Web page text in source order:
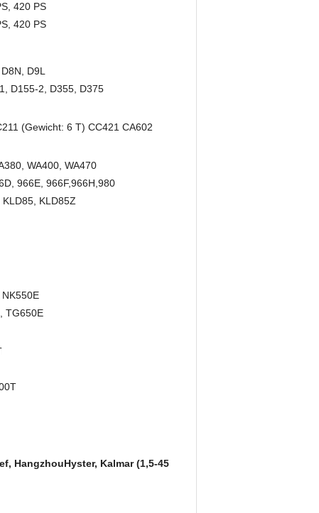
420 PS
420 PS
D9L
D155-2, D355, D375
(Gewicht: 6 T) CC421 CA602
WA400, WA470
966E, 966F,966H,980
KLD85Z
TG650E
HangzhouHyster, Kalmar (1,5-45